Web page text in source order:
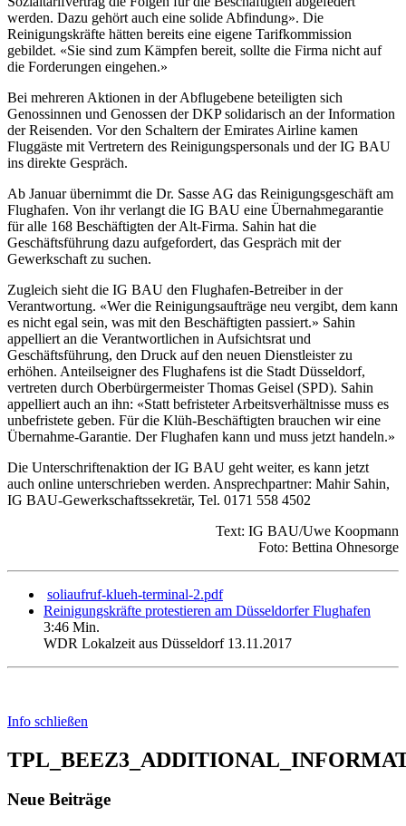
werden. Dazu gehört auch eine solide Abfindung». Die
Reinigungskräfte hätten bereits eine eigene Tarifkommission
gebildet. «Sie sind zum Kämpfen bereit, sollte die Firma nicht auf
die Forderungen eingehen.»
Bei mehreren Aktionen in der Abflugebene beteiligten sich
Genossinnen und Genossen der DKP solidarisch an der Information
der Reisenden. Vor den Schaltern der Emirates Airline kamen
Fluggäste mit Vertretern des Reinigungspersonals und der IG BAU
ins direkte Gespräch.
Ab Januar übernimmt die Dr. Sasse AG das Reinigungsgeschäft am
Flughafen. Von ihr verlangt die IG BAU eine Übernahmegarantie
für alle 168 Beschäftigten der Alt-Firma. Sahin hat die
Geschäftsführung dazu aufgefordert, das Gespräch mit der
Gewerkschaft zu suchen.
Zugleich sieht die IG BAU den Flughafen-Betreiber in der
Verantwortung. «Wer die Reinigungsaufträge neu vergibt, dem kann
es nicht egal sein, was mit den Beschäftigten passiert.» Sahin
appelliert an die Verantwortlichen in Aufsichtsrat und
Geschäftsführung, den Druck auf den neuen Dienstleister zu
erhöhen. Anteilseigner des Flughafens ist die Stadt Düsseldorf,
vertreten durch Oberbürgermeister Thomas Geisel (SPD). Sahin
appelliert auch an ihn: «Statt befristeter Arbeitsverhältnisse muss es
unbefristete geben. Für die Klüh-Beschäftigten brauchen wir eine
Übernahme-Garantie. Der Flughafen kann und muss jetzt handeln.»
Die Unterschriftenaktion der IG BAU geht weiter, es kann jetzt
auch online unterschrieben werden. Ansprechpartner: Mahir Sahin,
IG BAU-Gewerkschaftssekretär, Tel. 0171 558 4502
Text: IG BAU/Uwe Koopmann
Foto: Bettina Ohnesorge
soliaufruf-klueh-terminal-2.pdf
Reinigungskräfte protestieren am Düsseldorfer Flughafen
3:46 Min.
WDR Lokalzeit aus Düsseldorf 13.11.2017
Info schließen
Neue Beiträge